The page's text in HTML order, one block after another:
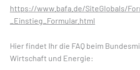
https://www.bafa.de/SiteGlobals/
_Einstieg_Formular.html
Hier findet Ihr die FAQ beim
Wirtschaft und Energie: